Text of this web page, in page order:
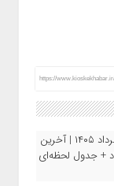
https://
قیمت طلا و سکه امروز جمعه ۱۶ مرداد ۱۴۰۵ | آخرین
+ جدول لحظه‌ای